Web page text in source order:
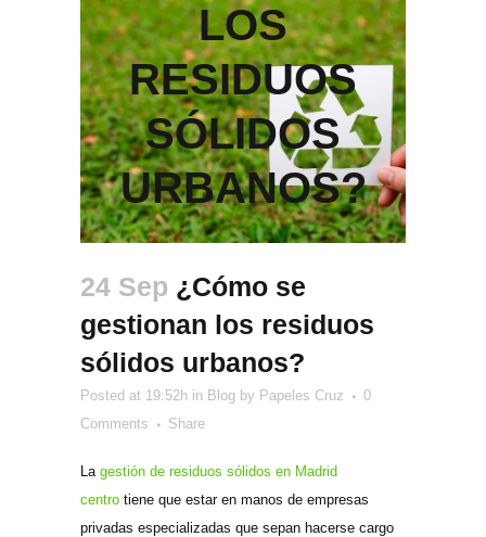
LOS
RESIDUOS
SÓLIDOS
URBANOS?
24 Sep ¿Cómo se
gestionan los residuos
sólidos urbanos?
Posted at 19:52h in Blog by Papeles Cruz
0
Comments
Share
La gestión de residuos sólidos en Madrid
centro tiene que estar en manos de empresas
privadas especializadas que sepan hacerse cargo